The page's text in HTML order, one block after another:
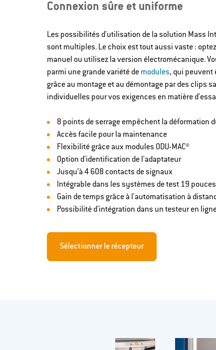
Connexion sûre et uniforme
Les possibilités d'utilisation de la solution Mass
sont multiples. Le choix est tout aussi vaste :
manuel ou utilisez la version électromécanique.
parmi une grande variété de modules, qui peuvent
grâce au montage et au démontage par des clips
individuelles pour vos exigences en matière
8 points de serrage empêchent la déformation
Accès facile pour la maintenance
Flexibilité grâce aux modules ODU-MAC®
Option d'identification de l'adaptateur
Jusqu’à 4 608 contacts de signaux
Intégrable dans les systèmes de test 19 pouces
Gain de temps grâce à l'automatisation à
Possibilité d'intégration dans un testeur en
Sélectionner le récepteur